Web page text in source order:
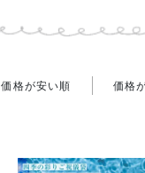
価格が安い順 価格